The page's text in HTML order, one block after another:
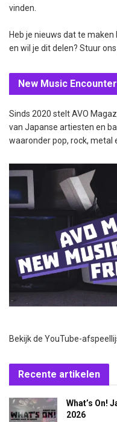
vinden.
Heb je nieuws dat te
en wil je dit delen? Stuur
New Music
Sinds 2020 stelt AVO
van Japanse artiesten en
waaronder pop, rock, metal
Bekijk de YouTube-
Recente artikelen
What’s On!
2026